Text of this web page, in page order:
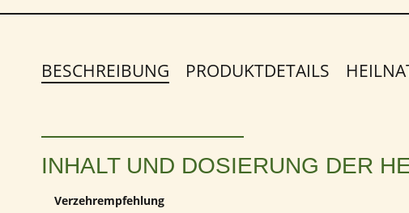
BESCHREIBUNG PRODUKTDETAILS
INHALT UND DOSIERUNG DER
Verzehrempfehlung